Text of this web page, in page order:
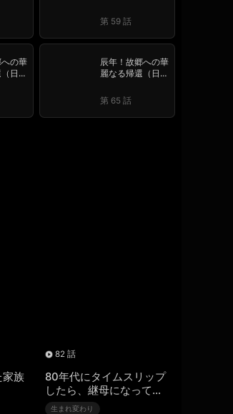
第 59 話
の華
日本
辰年！故郷への華
麗なる帰還（日本
第 65 話
家族
82 話
80年代にタイムスリップ
したら、継母になってし
まった
生まれ変わり